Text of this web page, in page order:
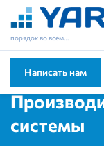
порядок во всем…
Написать нам
системы